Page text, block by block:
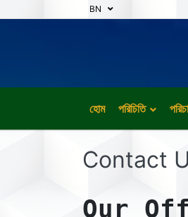
BN
হোম পরিচিতি
Contact
Our